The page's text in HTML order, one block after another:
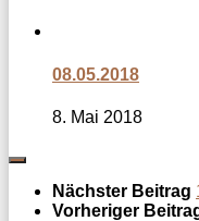
08.05.2018
8. Mai 2018
Nächster Beitrag
Vorheriger